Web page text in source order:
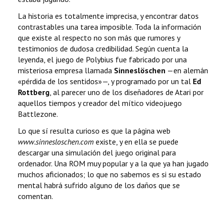
La historia es totalmente imprecisa, y encontrar datos
contrastables una tarea imposible. Toda la información
que existe al respecto no son más que rumores y
testimonios de dudosa credibilidad. Según cuenta la
leyenda, el juego de Polybius fue fabricado por una
misteriosa empresa llamada Sinneslöschen —en alemán
«pérdida de los sentidos»—, y programado por un tal Ed
Rottberg, al parecer uno de los diseñadores de Atari por
aquellos tiempos y creador del mítico videojuego
Battlezone.
Lo que sí resulta curioso es que la página web
www.sinnesloschen.com existe, y en ella se puede
descargar una simulación del juego original para
ordenador. Una ROM muy popular y a la que ya han jugado
muchos aficionados; lo que no sabemos es si su estado
mental habrá sufrido alguno de los daños que se
comentan.